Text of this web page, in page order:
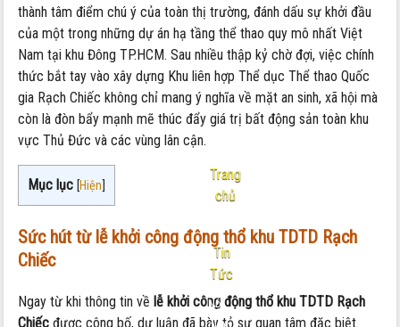
Trang
chủ
Tin
Tức
Nội
thành tâm điểm chú ý của toàn thị trường, đánh dấu sự khởi đầu
của một trong những dự án hạ tầng thể thao quy mô nhất Việt
Nam tại khu Đông TP.HCM. Sau nhiều thập kỷ chờ đợi, việc chính
thức bắt tay vào xây dựng Khu liên hợp Thể dục Thể thao Quốc
gia Rạch Chiếc không chỉ mang ý nghĩa về mặt an sinh, xã hội mà
còn là đòn bẩy mạnh mẽ thúc đẩy giá trị bất động sản toàn khu
vực Thủ Đức và các vùng lân cận.
Mục lục [Hiện]
Sức hút từ lễ khởi công động thổ khu TDTD Rạch
Chiếc
Ngay từ khi thông tin về lễ khởi công động thổ khu TDTD Rạch
Chiếc được công bố, dư luận đã bày tỏ sự quan tâm đặc biệt.